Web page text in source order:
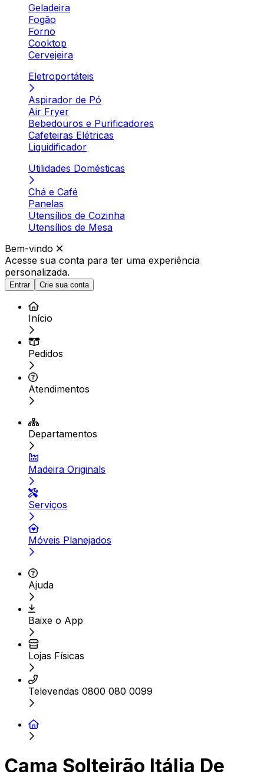
Geladeira
Fogão
Forno
Cooktop
Cervejeira
Eletroportáteis
Aspirador de Pó
Air Fryer
Bebedouros e Purificadores
Cafeteiras Elétricas
Liquidificador
Utilidades Domésticas
Chá e Café
Panelas
Utensílios de Cozinha
Utensílios de Mesa
Bem-vindo
Acesse sua conta para ter uma experiência
personalizada.
Entrar Crie sua conta
Início
Pedidos
Atendimentos
Departamentos
Madeira Originals
Serviços
Móveis Planejados
Ajuda
Baixe o App
Lojas Físicas
Televendas 0800 080 0099
Cama Solteirão Itália De